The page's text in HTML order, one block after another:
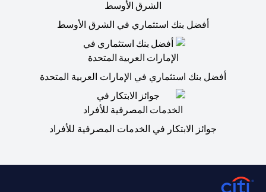
أفضل بنك استثماري في الشرق الأوسط
أفضل بنك استثماري في الإمارات العربية المتحدة
جوائز الابتكار في الخدمات المصرفية للأفراد